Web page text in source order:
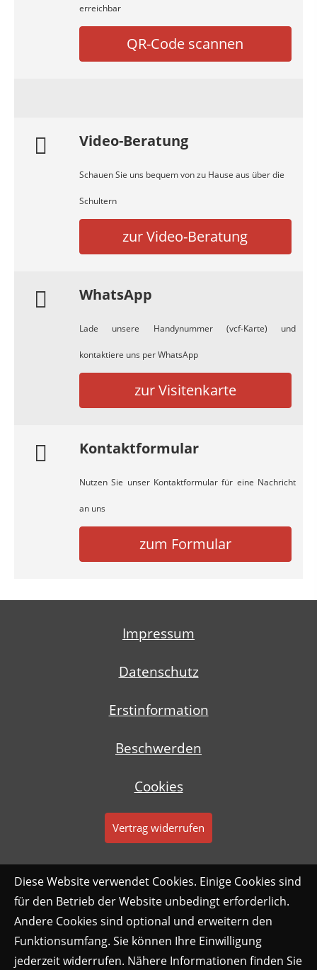
erreichbar
QR-Code scannen
Video-Beratung
Schauen Sie uns bequem von zu Hause aus über die
Schultern
zur Video-Beratung
WhatsApp
Lade unsere Handynummer (vcf-Karte) und
kontaktiere uns per WhatsApp
zur Visitenkarte
Kontaktformular
Nutzen Sie unser Kontaktformular für eine Nachricht
an uns
zum Formular
Impressum
Datenschutz
Erstinformation
Beschwerden
Cookies
Vertrag widerrufen
Diese Website verwendet Cookies. Einige Cookies sind
für den Betrieb der Website unbedingt erforderlich.
Andere Cookies sind optional und erweitern den
Funktionsumfang. Sie können Ihre Einwilligung
jederzeit widerrufen. Nähere Informationen finden Sie